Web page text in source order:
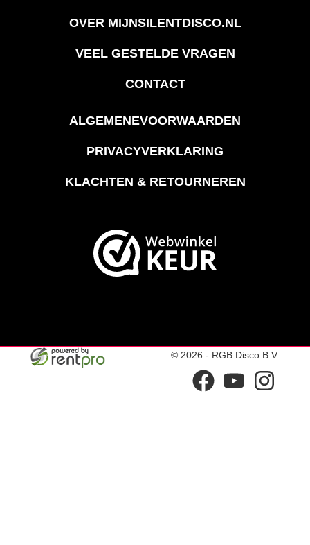
OVER MIJNSILENTDISCO.NL
VEEL GESTELDE VRAGEN
CONTACT
ALGEMENEVOORWAARDEN
PRIVACYVERKLARING
KLACHTEN & RETOURNEREN
© 2026 - RGB Disco B.V.
facebookyoutube instagram